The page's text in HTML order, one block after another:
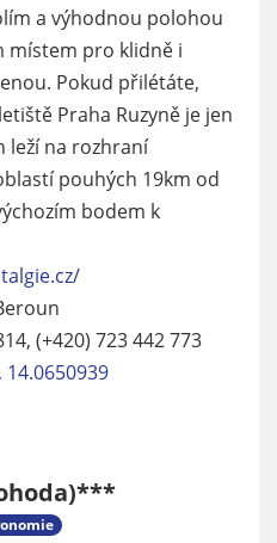
a výhodnou polohou
místem pro klidně i
Pokud přilétáte,
Praha Ruzyně je jen
leží na rozhraní
pouhých 19km od
bodem k
(+420) 723 442 773
14.0650939